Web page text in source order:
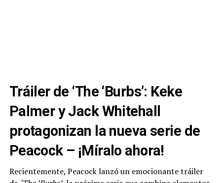
Tráiler de ‘The ‘Burbs’: Keke
Palmer y Jack Whitehall
protagonizan la nueva serie de
Peacock – ¡Míralo ahora!
Recientemente, Peacock lanzó un emocionante tráiler